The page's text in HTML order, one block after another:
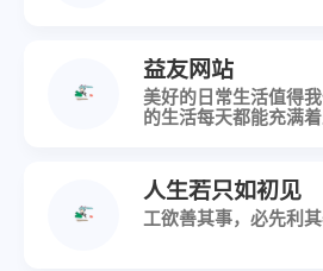
益友网站
美好的日常生活值得
的生活每天都能充满着
人生若只如初见
工欲善其事，必先利